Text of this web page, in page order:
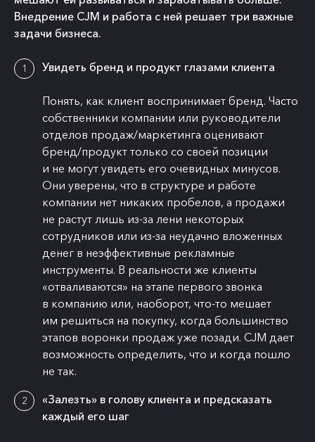
Внедрение CJM и работа с ней решает три важные
задачи бизнеса.
Увидеть бренд и продукт глазами клиента
Понять, как клиент воспринимает бренд. Часто
собственники компании или руководители
отделов продаж/маркетинга оценивают
бренд/продукт только со своей позиции
и не могут увидеть его очевидных минусов.
Они уверены, что в структуре и работе
компании нет никаких пробелов, а продажи
не растут лишь из-за лени некоторых
сотрудников или из-за неудачно вложенных
денег в неэффективные рекламные
инструменты. В реальности же клиенты
«отваливаются» на этапе первого звонка
в компанию или, наоборот, что-то мешает
им решиться на покупку, когда большинство
этапов воронки продаж уже позади. CJM дает
возможность определить, что и когда пошло
не так.
«Залезть» в голову клиента и предсказать
каждый его шаг